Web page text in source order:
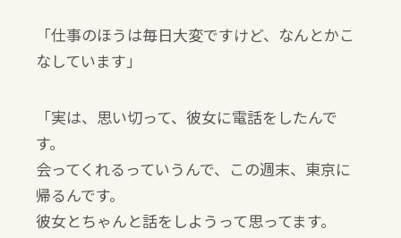
「仕事のほうは毎日大変ですけど、なんとかこ
なしています」
「実は、思い切って、彼女に電話をしたんで
す。
会ってくれるっていうんで、この週末、東京に
帰るんです。
彼女とちゃんと話をしようって思ってます。